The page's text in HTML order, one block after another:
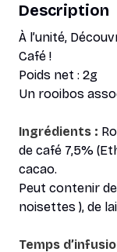
Nina
Métayer
Description
À l’unité,
Café !
Poids net : 2g
Un rooibos
Ingrédients :
de café 7,5%
cacao.
Peut contenir
noisettes ), de
Temps